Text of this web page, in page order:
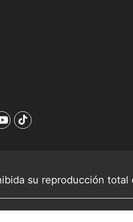
su reproducción